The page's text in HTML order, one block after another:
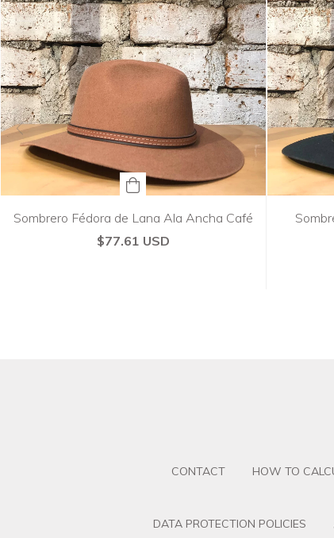
Sombrero Fédora de Lana Ala Ancha Café
$77.61 USD
CONTACT HOW TO
DATA PROTECTION POLICIES